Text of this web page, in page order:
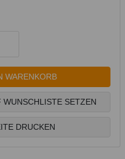
WARENKORB
WUNSCHLISTE SETZEN
DRUCKEN